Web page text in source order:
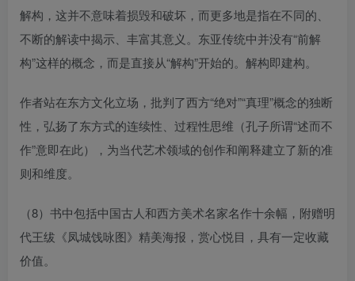
解构，这并不意味着损毁和破坏，而更多地是指在不同的、
不断的解读中揭示、丰富其意义。东亚传统中并没有“前解
构”这样的概念，而是直接从“解构”开始的。解构即建构。
作者站在东方文化立场，批判了西方“绝对”“真理”概念的独断
性，弘扬了东方式的连续性、过程性思维（孔子所谓“述而不
作”意即在此），为当代艺术领域的创作和阐释建立了新的准
则和维度。
（8）书中包括中国古人和西方美术名家名作十余幅，附赠明
代王绂《凤城饯咏图》精美海报，赏心悦目，具有一定收藏
价值。